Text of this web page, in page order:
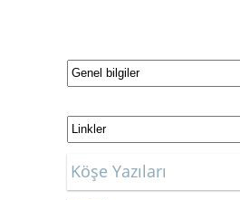
Köşe Yazıları